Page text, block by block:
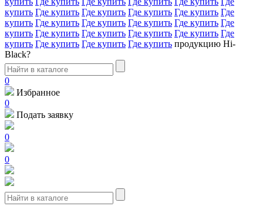
купить Где купить Где купить Где купить Где купить Где
купить Где купить Где купить Где купить Где купить Где
купить Где купить Где купить Где купить Где купить Где
купить Где купить Где купить Где купить продукцию Hi-
Black?
0
Избранное
0
Подать заявку
0
0